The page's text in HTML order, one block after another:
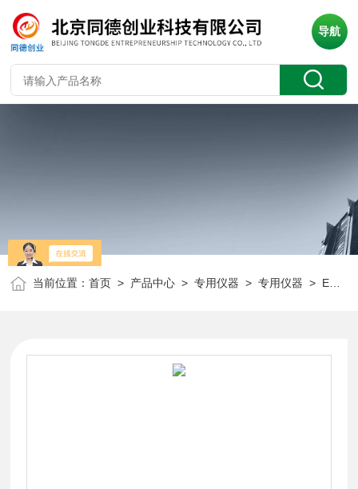
导航
当前位置：首页 > 产品中心 >专用仪器 >专用仪器 > EP2限压力润滑仪